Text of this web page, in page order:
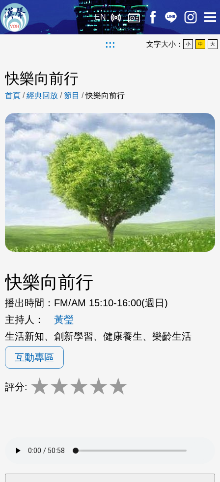
EN
::: 文字大小： 小 中 大
快樂向前行
首頁 /經典回放 /節目 /快樂向前行
快樂向前行
播出時間： FM/AM 15:10-16:00(週日)
主持人：
黃瑩
生活新知、創新學習、健康養生、樂齡生活
互動專區
評分: ★★★★★